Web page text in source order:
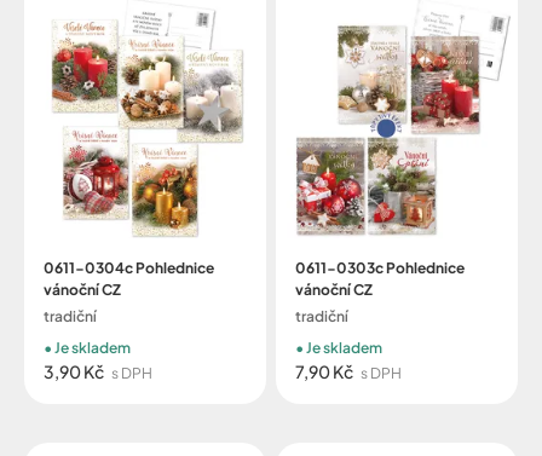
0611-0304c Pohlednice
vánoční CZ
tradiční
3,90 Kč s DPH
Je skladem
0611-0303c Pohlednice
vánoční CZ
tradiční
7,90 Kč s DPH
Je skladem